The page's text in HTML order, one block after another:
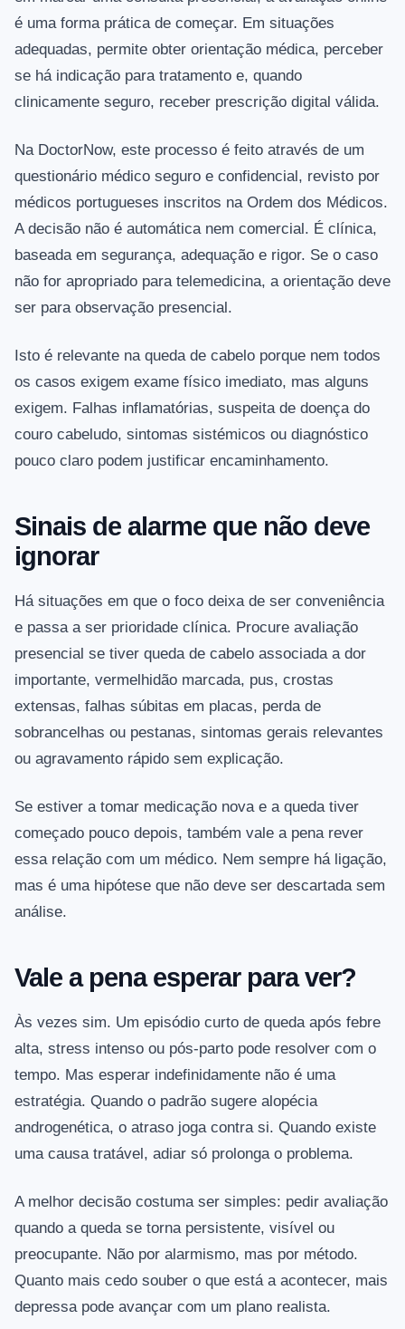
é uma forma prática de começar. Em situações
adequadas, permite obter orientação médica, perceber
se há indicação para tratamento e, quando
clinicamente seguro, receber prescrição digital válida.
Na DoctorNow, este processo é feito através de um
questionário médico seguro e confidencial, revisto por
médicos portugueses inscritos na Ordem dos Médicos.
A decisão não é automática nem comercial. É clínica,
baseada em segurança, adequação e rigor. Se o caso
não for apropriado para telemedicina, a orientação deve
ser para observação presencial.
Isto é relevante na queda de cabelo porque nem todos
os casos exigem exame físico imediato, mas alguns
exigem. Falhas inflamatórias, suspeita de doença do
couro cabeludo, sintomas sistémicos ou diagnóstico
pouco claro podem justificar encaminhamento.
Sinais de alarme que não deve
ignorar
Há situações em que o foco deixa de ser conveniência
e passa a ser prioridade clínica. Procure avaliação
presencial se tiver queda de cabelo associada a dor
importante, vermelhidão marcada, pus, crostas
extensas, falhas súbitas em placas, perda de
sobrancelhas ou pestanas, sintomas gerais relevantes
ou agravamento rápido sem explicação.
Se estiver a tomar medicação nova e a queda tiver
começado pouco depois, também vale a pena rever
essa relação com um médico. Nem sempre há ligação,
mas é uma hipótese que não deve ser descartada sem
análise.
Vale a pena esperar para ver?
Às vezes sim. Um episódio curto de queda após febre
alta, stress intenso ou pós-parto pode resolver com o
tempo. Mas esperar indefinidamente não é uma
estratégia. Quando o padrão sugere alopécia
androgenética, o atraso joga contra si. Quando existe
uma causa tratável, adiar só prolonga o problema.
A melhor decisão costuma ser simples: pedir avaliação
quando a queda se torna persistente, visível ou
preocupante. Não por alarmismo, mas por método.
Quanto mais cedo souber o que está a acontecer, mais
depressa pode avançar com um plano realista.